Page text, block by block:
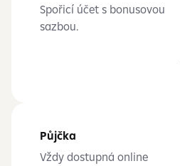
Spořicí účet s bonusovou
sazbou.
Půjčka
Vždy dostupná online